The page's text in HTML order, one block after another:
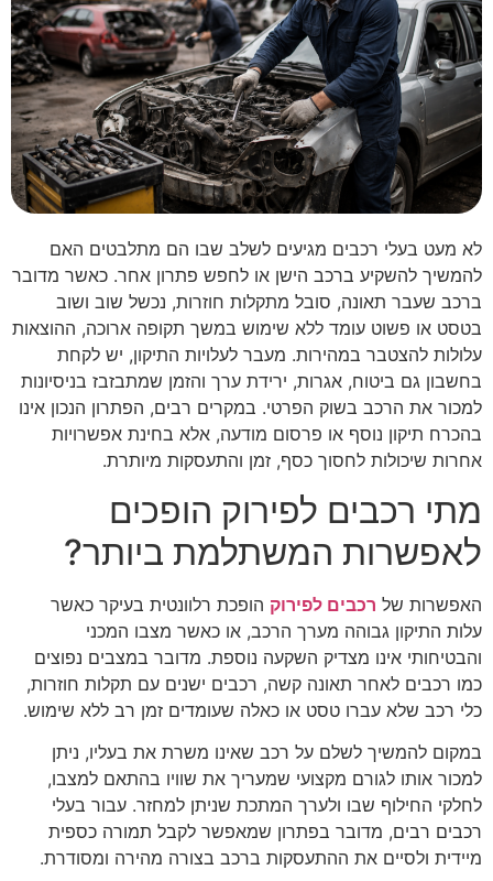
לא מעט בעלי רכבים מגיעים לשלב שבו הם מתלבטים האם
להמשיך להשקיע ברכב הישן או לחפש פתרון אחר. כאשר מדובר
ברכב שעבר תאונה, סובל מתקלות חוזרות, נכשל שוב ושוב
בטסט או פשוט עומד ללא שימוש במשך תקופה ארוכה, ההוצאות
עלולות להצטבר במהירות. מעבר לעלויות התיקון, יש לקחת
בחשבון גם ביטוח, אגרות, ירידת ערך והזמן שמתבזבז בניסיונות
למכור את הרכב בשוק הפרטי. במקרים רבים, הפתרון הנכון אינו
בהכרח תיקון נוסף או פרסום מודעה, אלא בחינת אפשרויות
אחרות שיכולות לחסוך כסף, זמן והתעסקות מיותרת.
מתי רכבים לפירוק הופכים
לאפשרות המשתלמת ביותר?
האפשרות של רכבים לפירוק הופכת רלוונטית בעיקר כאשר
עלות התיקון גבוהה מערך הרכב, או כאשר מצבו המכני
והבטיחותי אינו מצדיק השקעה נוספת. מדובר במצבים נפוצים
כמו רכבים לאחר תאונה קשה, רכבים ישנים עם תקלות חוזרות,
כלי רכב שלא עברו טסט או כאלה שעומדים זמן רב ללא שימוש.
במקום להמשיך לשלם על רכב שאינו משרת את בעליו, ניתן
למכור אותו לגורם מקצועי שמעריך את שוויו בהתאם למצבו,
לחלקי החילוף שבו ולערך המתכת שניתן למחזר. עבור בעלי
רכבים רבים, מדובר בפתרון שמאפשר לקבל תמורה כספית
מיידית ולסיים את ההתעסקות ברכב בצורה מהירה ומסודרת.